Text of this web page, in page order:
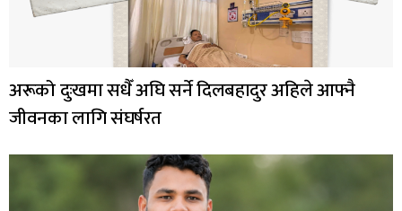
अरूको दुःखमा सधैँ अघि सर्ने दिलबहादुर अहिले आफ्नै
जीवनका लागि संघर्षरत